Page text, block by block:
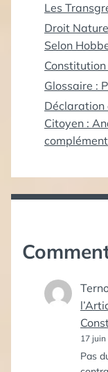
Les
Droit
Selon
Glossaire :
Déclaration
Citoyen :
17 juin
Pas